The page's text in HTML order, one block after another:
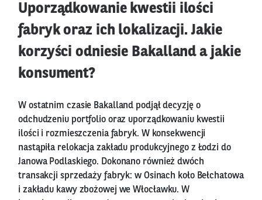
Uporządkowanie kwestii ilości
fabryk oraz ich lokalizacji. Jakie
korzyści odniesie Bakalland a jakie
konsument?
W ostatnim czasie Bakalland podjął decyzję o
odchudzeniu portfolio oraz uporządkowaniu kwestii
ilości i rozmieszczenia fabryk. W konsekwencji
nastąpiła relokacja zakładu produkcyjnego z Łodzi do
Janowa Podlaskiego. Dokonano również dwóch
transakcji sprzedaży fabryk: w Osinach koło Bełchatowa
i zakładu kawy zbożowej we Włocławku. W